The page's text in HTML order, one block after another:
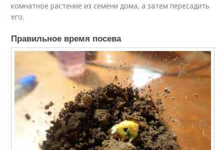
комнатное растение из семени дома, а затем пересадить
его.
Правильное время посева